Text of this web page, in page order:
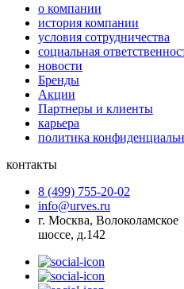
о компании
история компании
условия сотрудничества
социальная
новости
Бренды
Акции
Партнеры и клиенты
карьера
политика
контакты
8 (499) 755-20-02
info@urves.ru
г. Москва, Волоколамское
шоссе, д.142